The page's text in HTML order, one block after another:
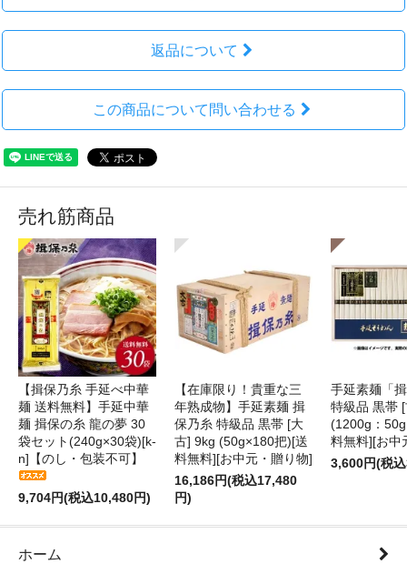
返品について
この商品について問い合わせる
売れ筋商品
【揖保乃糸 手延べ中華
麺 送料無料】手延中華
麺 揖保の糸 龍の夢 30
袋セット(240g×30袋)[k-
n]【のし・包装不可】
9,704円(税込10,480円)
【在庫限り！貴重な三
年熟成物】手延素麺 揖
保乃糸 特級品 黒帯 [大
古] 9kg (50g×180把)[送
料無料][お中元・贈り物]
16,186円(税込17,480
円)
手延素麺「
特級品 黒帯
(1200g：
料無料][お中
3,600円(税
ホーム